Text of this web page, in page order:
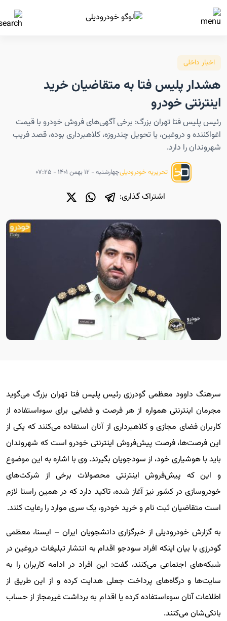
اخبار داخلی
هشدار پلیس فتا به متقاضیان خرید
اینترنتی خودرو
رئیس پلیس فتا تهران بزرگ: برخی آگهی‌های فروش خودرو با قیمت
اغواکننده و دروغین، یا تحویل چندروزه، کلاهبرداری بوده، قصد فریب
شهروندان را دارد.
تحریریه خودرودیلیچهارشنبه - ۱۲ بهمن ۱۴۰۱ - ۰۷:۲۵
اشتراک گذاری:
سرهنگ داوود معظمی گودرزی رئیس پلیس فتا تهران بزرگ می‌گوید
مجرمان اینترنتی همواره از هر فرصت و فضایی برای سوءاستفاده از
کاربران فضای مجازی و کلاهبرداری از آنان استفاده می‌کنند که یکی از
این فرصت‌ها، فرصت پیش‌فروش اینترنتی خودرو است که شهروندان
باید با هوشیاری خود، از سودجویان بگیرند. وی با اشاره به این موضوع
و این که پیش‌فروش اینترنتی محصولات برخی از شرکت‌های
خودروسازی در کشور نیز آغاز شده، تاکید دارد که در همین راستا لازم
است متقاضیان ثبت نام و خرید خودرو، یک سری موارد را رعایت کنند.
به گزارش خودرودیلی از خبرگزاری دانشجویان ایران – ایسنا، معظمی
گودرزی با بیان اینکه افراد سودجو اقدام به انتشار تبلیغات دروغین در
شبکه‌های اجتماعی می‌کنند، گفت: این افراد در ادامه کاربران را به
سایت‌ها و درگاه‌های پرداخت جعلی هدایت کرده و از این طریق از
اطلاعات آنان سوءاستفاده کرده یا اقدام به برداشت غیرمجاز از حساب
بانکی‌شان می‌کنند.